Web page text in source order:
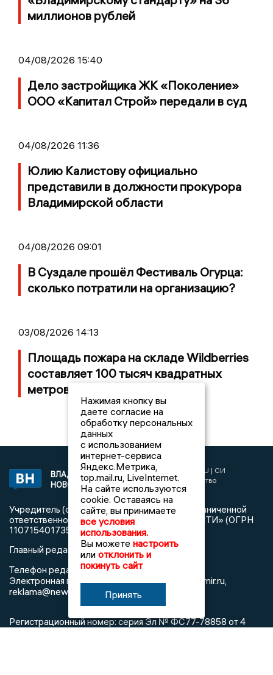
миллионов рублей
04/08/2026 15:40
Дело застройщика ЖК «Поколение»
ООО «Капитал Строй» передали в суд
04/08/2026 11:36
Юлию Калистову официально
представили в должности прокурора
Владимирской области
04/08/2026 09:01
В Суздале прошёл Фестиваль Огурца:
сколько потратили на организацию?
03/08/2026 14:13
Площадь пожара на складе Wildberries
составляет 100 тысяч квадратных
метров
ВЛАДИМИРСКИЕ
НОВОСТИ
2017 © NEWSVLADIMIR.RU | СИ
«Информационное агентство
Владимирские новости»
Учредитель (соучредители): Общество с ограниченной
ответственностью «РЕГИОНАЛЬНЫЕ НОВОСТИ» (ОГРН
1107154017354)
Главный редактор: Мазов С. А.
Телефон редакции:8 (4922) 666916
Электронная почта редакции:info@newsvladimir.ru,
reklama@newsvladimir.ru
Регистрационный номер: серия Эл № ФС77-78858 от 4
Нажимая кнопку вы
даете согласие на
обработку персональных
данных
с использованием
интернет-сервиса
Яндекс.Метрика,
top.mail.ru, LiveInternet.
На сайте используются
cookie. Оставаясь на
сайте, вы принимаете
все условия
использования.
Вы можете настроить
или отклонить и
покинуть сайт
Принять